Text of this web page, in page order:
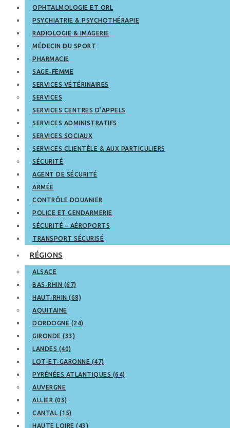
OPHTALMOLOGIE ET ORL
PSYCHIATRIE & PSYCHOTHÉRAPIE
RADIOLOGIE & IMAGERIE
MÉDECIN DU SPORT
PHARMACIE
SAGE-FEMME
SERVICES VÉTÉRINAIRES
SERVICES
SERVICES CENTRES D’APPELS
SERVICES ADMINISTRATIFS
SERVICES SOCIAUX
SERVICES CLIENTÈLE & AUX PARTICULIERS
SÉCURITÉ
AGENT DE SÉCURITÉ
ARMÉE
CONTRÔLE DOUANIER
POLICE ET GENDARMERIE
SÉCURITÉ – AÉROPORTS
TRANSPORT SÉCURISÉ
RÉGIONS
ALSACE
BAS-RHIN (67)
HAUT-RHIN (68)
AQUITAINE
DORDOGNE (24)
GIRONDE (33)
LANDES (40)
LOT-ET-GARONNE (47)
PYRÉNÉES ATLANTIQUES (64)
AUVERGNE
ALLIER (03)
CANTAL (15)
HAUTE LOIRE (43)